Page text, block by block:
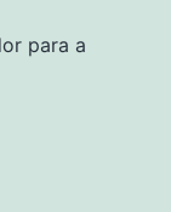
para a